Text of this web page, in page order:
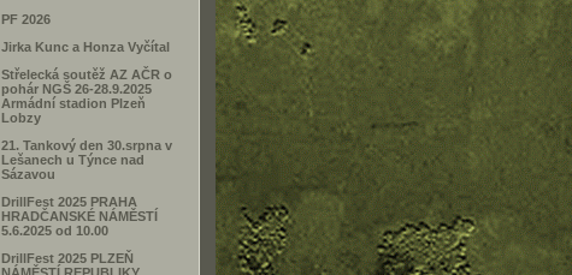
PF 2026
Jirka Kunc a Honza Vyčítal
Střelecká soutěž AZ AČR o
pohár NGŠ 26-28.9.2025
Armádní stadion Plzeň
Lobzy
21. Tankový den 30.srpna v
Lešanech u Týnce nad
Sázavou
DrillFest 2025 PRAHA
HRADČANSKÉ NÁMĚSTÍ
5.6.2025 od 10.00
DrillFest 2025 PLZEŇ